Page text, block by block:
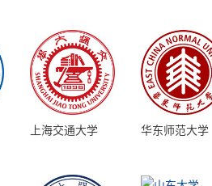
上海交通大学 华东师范大学